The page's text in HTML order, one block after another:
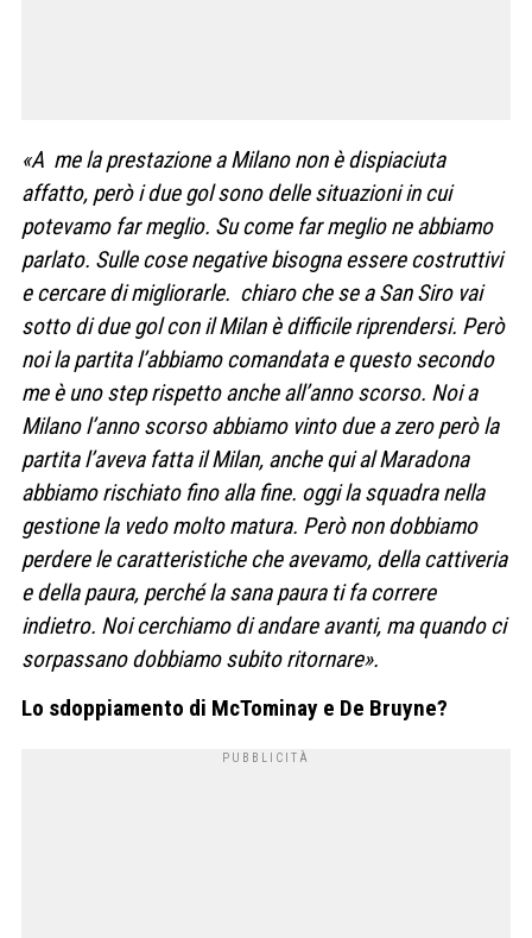
«A me la prestazione a Milano non è dispiaciuta
affatto, però i due gol sono delle situazioni in cui
potevamo far meglio. Su come far meglio ne abbiamo
parlato. Sulle cose negative bisogna essere costruttivi
e cercare di migliorarle. chiaro che se a San Siro vai
sotto di due gol con il Milan è difficile riprendersi. Però
noi la partita l’abbiamo comandata e questo secondo
me è uno step rispetto anche all’anno scorso. Noi a
Milano l’anno scorso abbiamo vinto due a zero però la
partita l’aveva fatta il Milan, anche qui al Maradona
abbiamo rischiato fino alla fine. oggi la squadra nella
gestione la vedo molto matura. Però non dobbiamo
perdere le caratteristiche che avevamo, della cattiveria
e della paura, perché la sana paura ti fa correre
indietro. Noi cerchiamo di andare avanti, ma quando ci
sorpassano dobbiamo subito ritornare».
Lo sdoppiamento di McTominay e De Bruyne?